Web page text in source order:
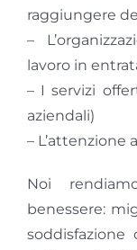
raggiungere
–
lavoro in
– I servizi
aziendali)
– L’attenzione
Noi
benessere: